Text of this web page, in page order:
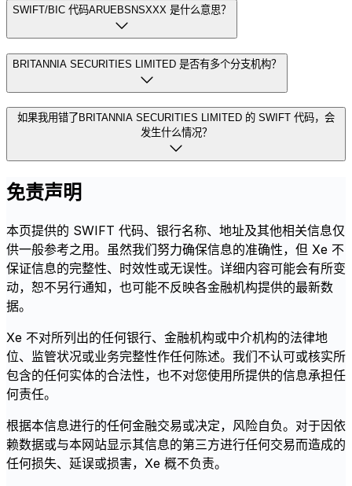
SWIFT/BIC 代码ARUEBSNSXXX 是什么意思？
BRITANNIA SECURITIES LIMITED 是否有多个分支机构？
如果我用错了BRITANNIA SECURITIES LIMITED 的 SWIFT 代码，会
发生什么情况？
免责声明
本页提供的 SWIFT 代码、银行名称、地址及其他相关信息仅
供一般参考之用。虽然我们努力确保信息的准确性，但 Xe 不
保证信息的完整性、时效性或无误性。详细内容可能会有所变
动，恕不另行通知，也可能不反映各金融机构提供的最新数
据。
Xe 不对所列出的任何银行、金融机构或中介机构的法律地
位、监管状况或业务完整性作任何陈述。我们不认可或核实所
包含的任何实体的合法性，也不对您使用所提供的信息承担任
何责任。
根据本信息进行的任何金融交易或决定，风险自负。对于因依
赖数据或与本网站显示其信息的第三方进行任何交易而造成的
任何损失、延误或损害，Xe 概不负责。